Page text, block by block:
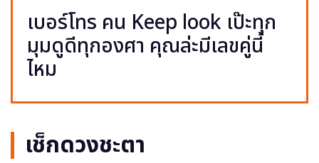
เบอร์โทร คน Keep look เป๊ะทุก
มุมดูดีทุกองศา คุณล่ะมีเลขคู่นี้
ไหม
เช็กดวงชะตา